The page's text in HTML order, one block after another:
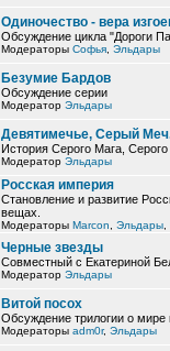
Одиночество - вера
Обсуждение цикла "Дороги
Модераторы Софья Эльдары
Безумие Бардов
Обсуждение серии
Модератор Эльдары
Девятимечье, Серый
История Серого Мага,
Модератор Эльдары
Росская империя
Становление и развитие
вещах.
Модераторы Marcon Эльдары
Черные звезды
Совместный с Екатериной
Модератор Эльдары
Витой посох
Обсуждение трилогии о мире
Модераторы adm0r, Эльдары